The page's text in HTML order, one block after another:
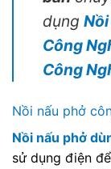
dụng
Công
Công
Nồi nấu phở
Nồi nấu phở
sử dụng điện